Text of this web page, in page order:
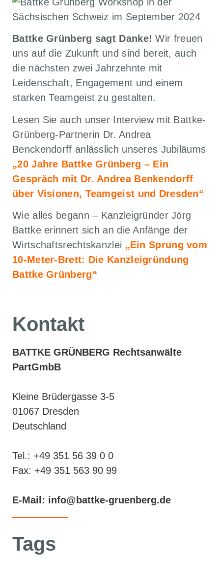
Battke Grünberg sagt Danke! Wir freuen
uns auf die Zukunft und sind bereit, auch
die nächsten zwei Jahrzehnte mit
Leidenschaft, Engagement und einem
starken Teamgeist zu gestalten.
Lesen Sie auch unser Interview mit Battke-
Grünberg-Partnerin Dr. Andrea
Benckendorff anlässlich unseres Jubiläums
„20 Jahre Battke Grünberg – Ein
Gespräch mit Dr. Andrea Benkendorff
über Visionen, Teamgeist und Dresden“
Wie alles begann – Kanzleigründer Jörg
Battke erinnert sich an die Anfänge der
Wirtschaftsrechtskanzlei „Ein Sprung vom
10-Meter-Brett: Die Kanzleigründung
Battke Grünberg“
Kontakt
BATTKE GRÜNBERG Rechtsanwälte
PartGmbB
Kleine Brüdergasse 3-5
01067 Dresden
Deutschland
Tel.: +49 351 56 39 0 0
Fax: +49 351 563 90 99
E-Mail: info@battke-gruenberg.de
Tags